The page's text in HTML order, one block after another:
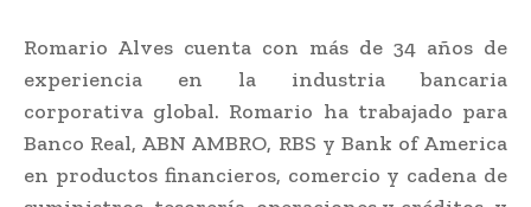
Romario Alves cuenta con más de 34 años de
experiencia en la industria bancaria
corporativa global. Romario ha trabajado para
Banco Real, ABN AMBRO, RBS y Bank of America
en productos financieros, comercio y cadena de